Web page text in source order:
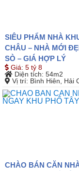
SIÊU PHẨM NHÀ
CHÂU – NHÀ MỚI
SÒ – GIÁ HỢP LÝ
Giá: 5 tỷ 8
Diện tích: 54m2
Vị trí: Bình Hiên, Hải
CHÀO BÁN CĂN